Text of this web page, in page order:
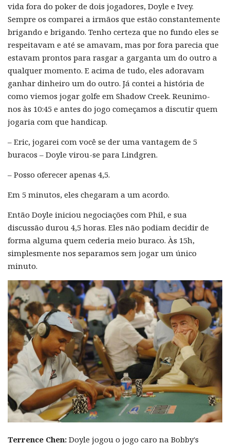
vida fora do poker de dois jogadores, Doyle e Ivey.
Sempre os comparei a irmãos que estão constantemente
brigando e brigando. Tenho certeza que no fundo eles se
respeitavam e até se amavam, mas por fora parecia que
estavam prontos para rasgar a garganta um do outro a
qualquer momento. E acima de tudo, eles adoravam
ganhar dinheiro um do outro. Já contei a história de
como viemos jogar golfe em Shadow Creek. Reunimo-
nos às 10:45 e antes do jogo começamos a discutir quem
jogaria com que handicap.
– Eric, jogarei com você se der uma vantagem de 5
buracos – Doyle virou-se para Lindgren.
– Posso oferecer apenas 4,5.
Em 5 minutos, eles chegaram a um acordo.
Então Doyle iniciou negociações com Phil, e sua
discussão durou 4,5 horas. Eles não podiam decidir de
forma alguma quem cederia meio buraco. Às 15h,
simplesmente nos separamos sem jogar um único
minuto.
Terrence Chen: Doyle jogou o jogo caro na Bobby's